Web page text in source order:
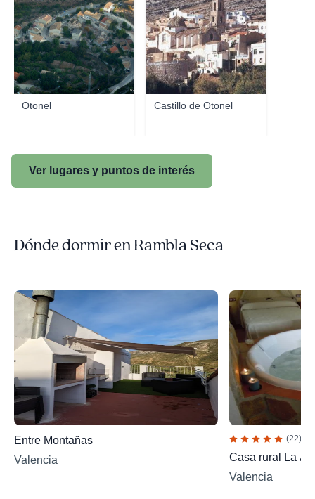
Otonel Castillo de Otonel
Ver lugares y puntos de interés
Dónde dormir en Rambla Seca
Entre Montañas
Valencia
(22)
Casa rural La
Valencia